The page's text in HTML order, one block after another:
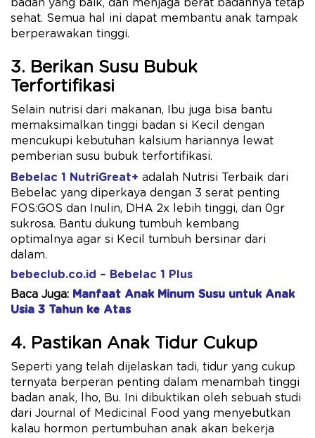
badan yang baik, dan menjaga berat badannya tetap
sehat. Semua hal ini dapat membantu anak tampak
berperawakan tinggi.
3. Berikan Susu Bubuk
Terfortifikasi
Selain nutrisi dari makanan, Ibu juga bisa bantu
memaksimalkan tinggi badan si Kecil dengan
mencukupi kebutuhan kalsium hariannya lewat
pemberian susu bubuk terfortifikasi.
Bebelac 1 NutriGreat+ adalah Nutrisi Terbaik dari
Bebelac yang diperkaya dengan 3 serat penting
FOS:GOS dan Inulin, DHA 2x ​lebih tinggi, dan 0gr
sukrosa. Bantu dukung tumbuh kembang
optimalnya agar si Kecil tumbuh bersinar dari
dalam.
bebeclub.co.id – Bebelac 1 Plus
Baca Juga: Manfaat Anak Minum Susu untuk Anak
Usia 3 Tahun ke Atas
4. Pastikan Anak Tidur Cukup
Seperti yang telah dijelaskan tadi, tidur yang cukup
ternyata berperan penting dalam menambah tinggi
badan anak, lho, Bu. Ini dibuktikan oleh sebuah studi
dari Journal of Medicinal Food yang menyebutkan
kalau hormon pertumbuhan anak akan bekerja